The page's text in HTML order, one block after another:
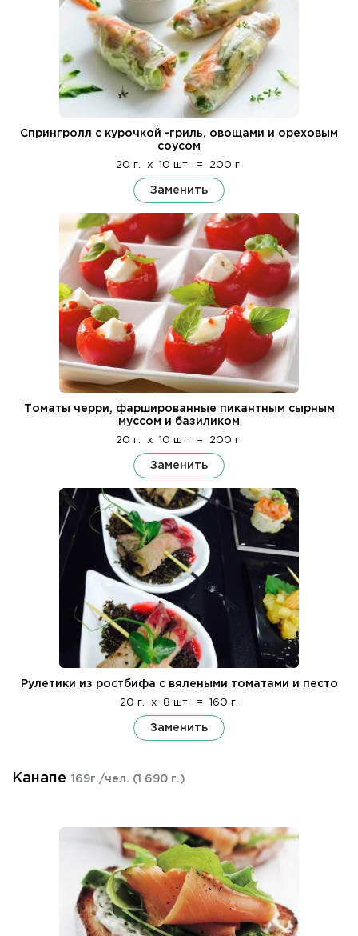
Спрингролл с курочкой -гриль, овощами и ореховым
соусом
20 г. x 10 шт. = 200 г.
Заменить
Томаты черри, фаршированные пикантным сырным
муссом и базиликом
20 г. x 10 шт. = 200 г.
Заменить
Рулетики из ростбифа с вялеными томатами и песто
20 г. x 8 шт. = 160 г.
Заменить
Канапе 169г./чел. (1 690 г.)